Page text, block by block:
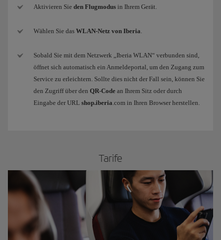
Aktivieren Sie den Flugmodus in Ihrem Gerät.
Wählen Sie das WLAN-Netz von Iberia
Sobald Sie mit dem Netzwerk „Iberia WLAN“ verbunden sind,
öffnet sich automatisch ein Anmeldeportal, um den Zugang zum
Service zu erleichtern. Sollte dies nicht der Fall sein, können Sie
den Zugriff über den QR-Code an Ihrem Sitz oder durch
Eingabe der URL shop.iberia .com in Ihren Browser herstellen.
​Tarife